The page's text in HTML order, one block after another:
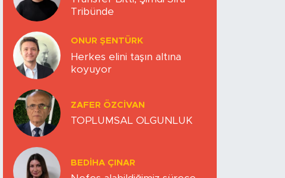
Tribünde
ONUR ŞENTÜRK
Herkes elini taşın altına
koyuyor
ZAFER ÖZCIVAN
TOPLUMSAL OLGUNLUK
BEDIHA ÇINAR